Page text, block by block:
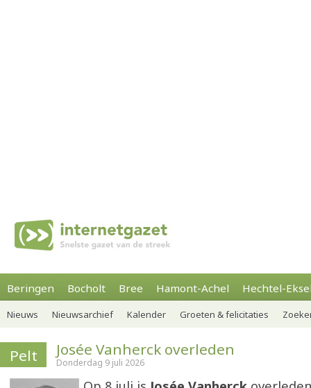
Beringen Bocholt Bree Hamont-Achel Hechtel-
Nieuws Nieuwsarchief Kalender Groeten & felicitaties
Pelt Josée Vanherck overleden
Donderdag 9 juli 2026